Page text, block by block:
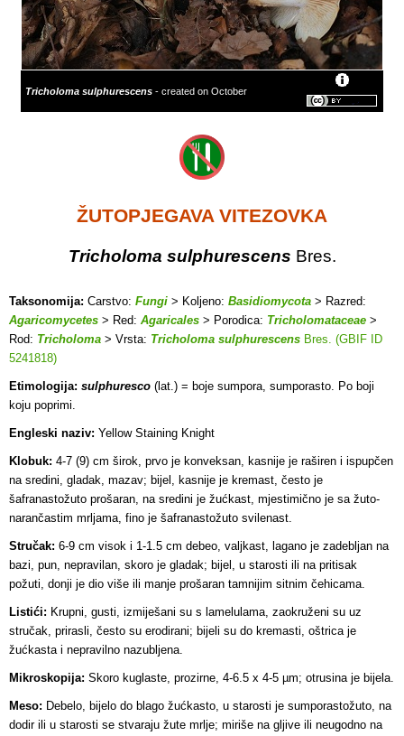
Tricholoma sulphurescens - created on October
ŽUTOPJEGAVA VITEZOVKA
Tricholoma sulphurescens Bres.
Taksonomija: Carstvo: Fungi > Koljeno: Basidiomycota > Razred:
Agaricomycetes > Red: Agaricales > Porodica: Tricholomataceae >
Rod: Tricholoma > Vrsta: Tricholoma sulphurescens Bres. (GBIF ID
5241818)
Etimologija: sulphuresco (lat.) = boje sumpora, sumporasto. Po boji
koju poprimi.
Engleski naziv: Yellow Staining Knight
Klobuk: 4-7 (9) cm širok, prvo je konveksan, kasnije je raširen i ispupčen
na sredini, gladak, mazav; bijel, kasnije je kremast, često je
šafranastožuto prošaran, na sredini je žućkast, mjestimično je sa žuto-
narančastim mrljama, fino je šafranastožuto svilenast.
Stručak: 6-9 cm visok i 1-1.5 cm debeo, valjkast, lagano je zadebljan na
bazi, pun, nepravilan, skoro je gladak; bijel, u starosti ili na pritisak
požuti, donji je dio više ili manje prošaran tamnijim sitnim čehicama.
Listići: Krupni, gusti, izmiješani su s lamelulama, zaokruženi su uz
stručak, prirasli, često su erodirani; bijeli su do kremasti, oštrica je
žućkasta i nepravilno nazubljena.
Mikroskopija: Skoro kuglaste, prozirne, 4-6.5 x 4-5 µm; otrusina je bijela.
Meso: Debelo, bijelo do blago žućkasto, u starosti je sumporastožuto, na
dodir ili u starosti se stvaraju žute mrlje; miriše na gljive ili neugodno na